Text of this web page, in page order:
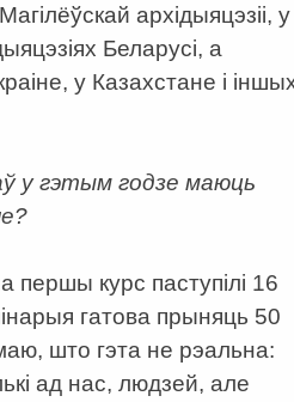
архідыяцэзіі, у
Беларусі, а
у Казахстане і
у гэтым годзе маюць
курс паступілі 16
гатова прыняць 50
што гэта не рэальна:
ад нас, людзей, але